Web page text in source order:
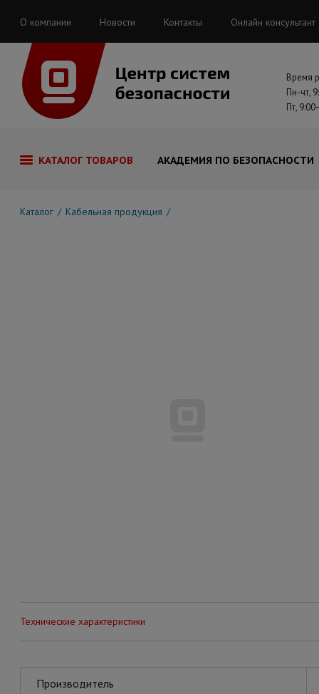
О компании Новости Контакты Онлайн консультант
Время
Пн-чт,
Пт,
КАТАЛОГ ТОВАРОВ АКАДЕМИЯ ПО БЕЗОПАСНОСТИ
Каталог Кабельная продукция
Технические характеристики
Производитель